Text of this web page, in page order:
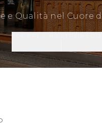
e Qualità nel Cuore